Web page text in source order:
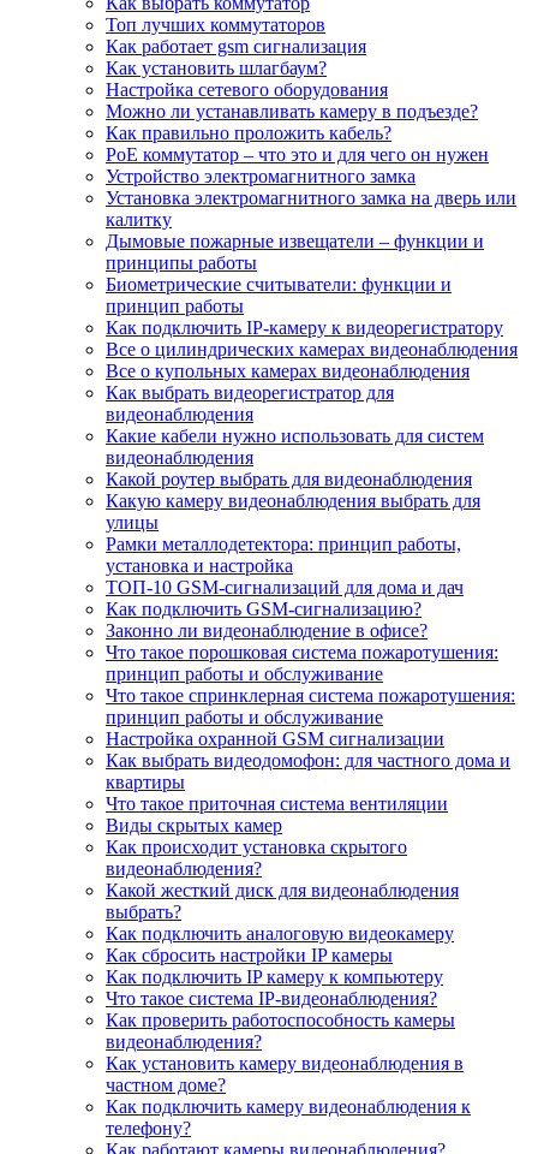
Топ лучших коммутаторов
Как работает gsm сигнализация
Как установить шлагбаум?
Настройка сетевого оборудования
Можно ли устанавливать камеру в подъезде?
Как правильно проложить кабель?
PoE коммутатор – что это и для чего он нужен
Устройство электромагнитного замка
Установка электромагнитного замка на дверь или
калитку
Дымовые пожарные извещатели – функции и
принципы работы
Биометрические считыватели: функции и
принцип работы
Как подключить IP-камеру к видеорегистратору
Все о цилиндрических камерах видеонаблюдения
Все о купольных камерах видеонаблюдения
Как выбрать видеорегистратор для
видеонаблюдения
Какие кабели нужно использовать для систем
видеонаблюдения
Какой роутер выбрать для видеонаблюдения
Какую камеру видеонаблюдения выбрать для
улицы
Рамки металлодетектора: принцип работы,
установка и настройка
ТОП-10 GSM-сигнализаций для дома и дач
Как подключить GSM-сигнализацию?
Законно ли видеонаблюдение в офисе?
Что такое порошковая система пожаротушения:
принцип работы и обслуживание
Что такое спринклерная система пожаротушения:
принцип работы и обслуживание
Настройка охранной GSM сигнализации
Как выбрать видеодомофон: для частного дома и
квартиры
Что такое приточная система вентиляции
Виды скрытых камер
Как происходит установка скрытого
видеонаблюдения?
Какой жесткий диск для видеонаблюдения
выбрать?
Как подключить аналоговую видеокамеру
Как сбросить настройки IP камеры
Как подключить IP камеру к компьютеру
Что такое система IP-видеонаблюдения?
Как проверить работоспособность камеры
видеонаблюдения?
Как установить камеру видеонаблюдения в
частном доме?
Как подключить камеру видеонаблюдения к
телефону?
Как работают камеры видеонаблюдения?